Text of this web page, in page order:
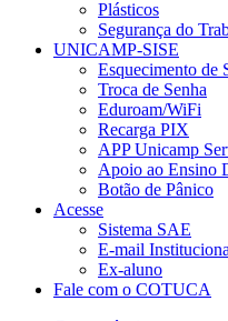
Plásticos
Segurança do
UNICAMP-SISE
Esquecimento de
Troca de Senha
Eduroam/WiFi
Recarga PIX
APP Unicamp
Apoio ao Ensino
Botão de Pânico
Acesse
Sistema SAE
E-mail
Ex-aluno
Fale com o COTUCA